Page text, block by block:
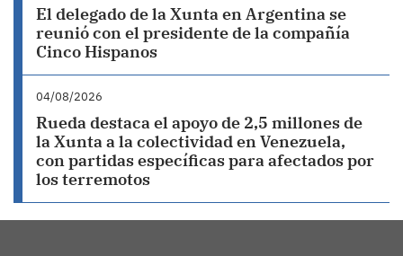
El delegado de la Xunta en Argentina se
reunió con el presidente de la compañía
Cinco Hispanos
04/08/2026
Rueda destaca el apoyo de 2,5 millones de
la Xunta a la colectividad en Venezuela,
con partidas específicas para afectados por
los terremotos